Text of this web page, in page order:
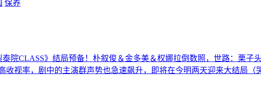
保养
泰院CLASS》结局预备！朴叙俊＆金多美＆权娜拉倒数照，世路：栗子
收视率，剧中的主演群声势也急速飙升，即将在今明两天迎来大结局（